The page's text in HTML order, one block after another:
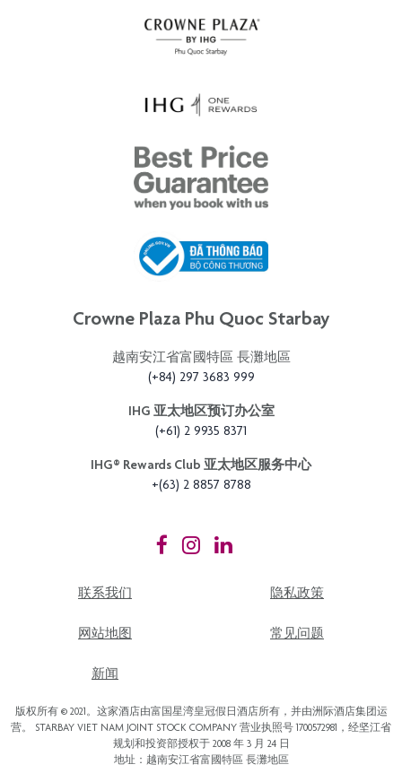
Crowne Plaza Phu Quoc Starbay
越南安江省富國特區 長灘地區
(+84) 297 3683 999
IHG 亚太地区预订办公室
(+61) 2 9935 8371
IHG®️ Rewards Club 亚太地区服务中心
+(63) 2 8857 8788
联系我们 隐私政策
网站地图 常见问题
新闻
版权所有 © 2021。这家酒店由富国星湾皇冠假日酒店所有，并由洲际酒店集团运
营。 STARBAY VIET NAM JOINT STOCK COMPANY 营业执照号 1700572981，经坚江省
规划和投资部授权于 2008 年 3 月 24 日
地址：越南安江省富國特區 長灘地區